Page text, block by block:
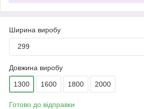
Ширина виробу
299
Довжина виробу
1300 1600 1800 2000
Готово до відправки